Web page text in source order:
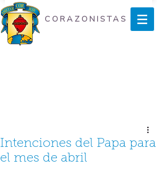
CORAZONISTAS
Intenciones del Papa para
el mes de abril